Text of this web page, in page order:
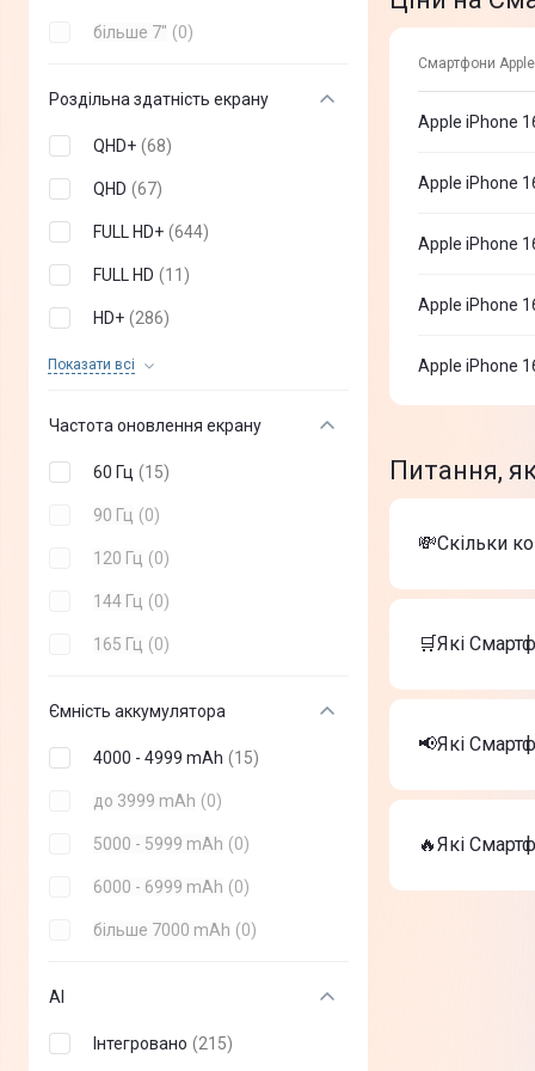
більше 7" (0)
Роздільна здатність екрану
QHD+ (68)
QHD (67)
FULL HD+ (644)
FULL HD (11 )
HD+ (286)
Показати всi
HD (18 )
Частота оновлення екрану
60 Гц (15)
90 Гц (0)
120 Гц (0)
144 Гц (0)
165 Гц (0)
Ємність аккумулятора
4000 - 4999 mAh (15)
до 3999 mAh (0)
5000 - 5999 mAh (0)
6000 - 6999 mAh (0)
більше 7000 mAh (0)
AI
Інтегровано (215)
Смартфони Apple
Apple iPhone
Apple iPhone
Apple iPhone
Apple iPhone
Apple iPhone
Питання,
💸Скільки
Вартість
Apple
Смартфон
🛒Які
Найкращі
Apple
Смартфон
📢Які
На сьогодні
Apple
Смартфон
🔥Які